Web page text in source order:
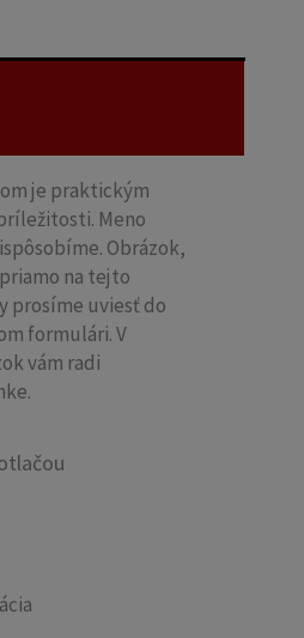
je praktickým
Meno
Obrázok,
na tejto
prosíme uviesť do
formulári. V
vám radi